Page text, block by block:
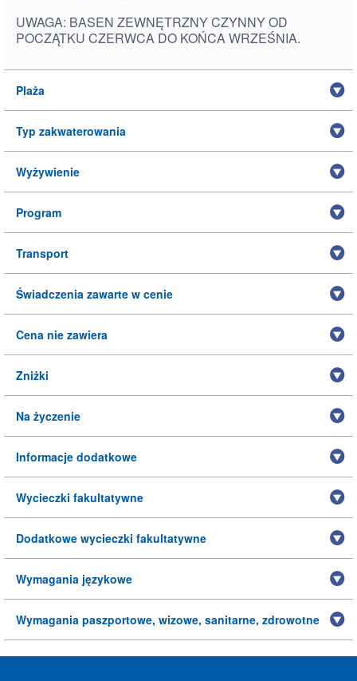
UWAGA: BASEN ZEWNĘTRZNY CZYNNY OD
POCZĄTKU CZERWCA DO KOŃCA WRZEŚNIA.
Plaża
Typ zakwaterowania
Wyżywienie
Program
Transport
Świadczenia zawarte w cenie
Cena nie zawiera
Zniżki
Na życzenie
Informacje dodatkowe
Wycieczki fakultatywne
Dodatkowe wycieczki fakultatywne
Wymagania językowe
Wymagania paszportowe, wizowe, sanitarne, zdrowotne